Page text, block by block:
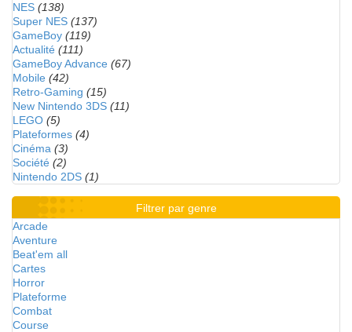
NES (138)
Super NES (137)
GameBoy (119)
Actualité (111)
GameBoy Advance (67)
Mobile (42)
Retro-Gaming (15)
New Nintendo 3DS (11)
LEGO (5)
Plateformes (4)
Cinéma (3)
Société (2)
Nintendo 2DS (1)
Filtrer par genre
Arcade
Aventure
Beat'em all
Cartes
Horror
Plateforme
Combat
Course